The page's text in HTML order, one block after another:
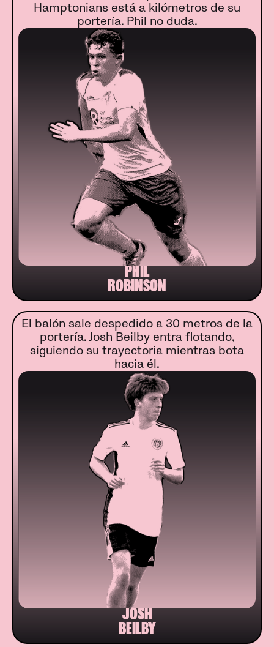
Hamptonians está a kilómetros de su
portería. Phil no duda.
PHIL
ROBINSON
El balón sale despedido a 30 metros de la
portería. Josh Beilby entra flotando,
siguiendo su trayectoria mientras bota
hacia él.
JOSH
BEILBY